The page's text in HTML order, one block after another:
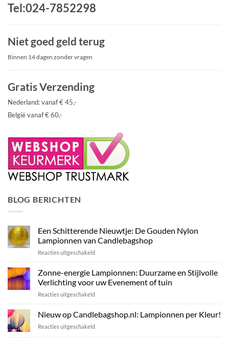
Tel:024-7852298
Niet goed geld terug
Binnen 14 dagen zonder vragen
Gratis Verzending
Nederland: vanaf € 45,-
België vanaf € 60,-
BLOG BERICHTEN
Een Schitterende Nieuwtje: De Gouden Nylon
Lampionnen van Candlebagshop
Reacties uitgeschakeldvoor
Schitterende
Nieuwtje:
De
Gouden
Lampionnen
Candlebagshop
Zonne-energie Lampionnen: Duurzame en Stijlvolle
Verlichting voor uw Evenement of tuin
Reacties uitgeschakeldvoor
energie
Lampionnen:
Duurzame
Nieuw op Candlebagshop.nl: Lampionnen per Kleur!
Reacties uitgeschakeldvoor